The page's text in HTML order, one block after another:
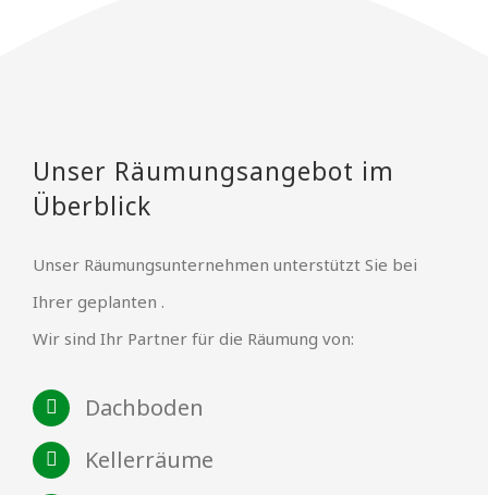
Unser Räumungsangebot im
Überblick
Unser Räumungsunternehmen unterstützt Sie bei
Ihrer geplanten .
Wir sind Ihr Partner für die Räumung von:
Dachboden
Kellerräume